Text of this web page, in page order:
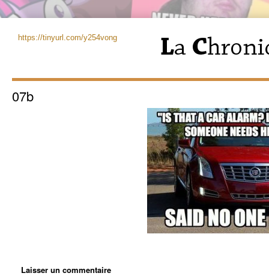
https://tinyurl.com/y254vong
07b
Laisser un commentaire